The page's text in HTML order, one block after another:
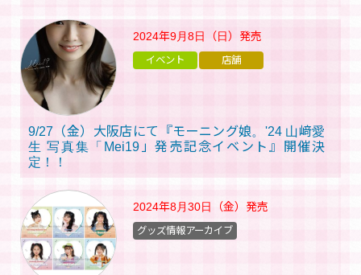
2024年9月8日（日） 発売
9/27（金）大阪店にて『モーニング娘。'24 山﨑愛
生 写真集「Mei19」発売記念イベント』開催決
定！！
イベント 店舗
2024年8月30日（金） 発売
グッズ情報アーカイブ